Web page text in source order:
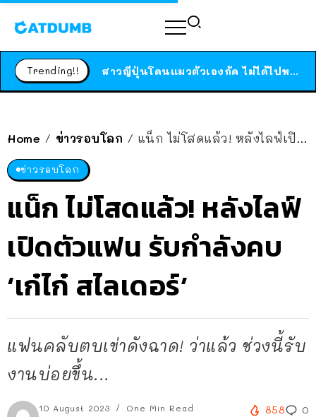
Trending!! ได้เวลาเด็กหนวดรวมตัว RF Online Next เปิดให้เล่นแล้ว เกม Sci-Fi MMORPG ระดับตำนาน เล่นได้ทั้งมือถือและ PC
Home / ข่าวรอบโลก / แน็ก ไม่โสดแล้ว! หลังไลฟ์เปิดตัวแฟน รับกำลังคบ ‘เก๋ไก๋ สไลเดอร์’
ข่าวรอบโลก
แน็ก ไม่โสดแล้ว! หลังไลฟ์
เปิดตัวแฟน รับกำลังคบ
‘เก๋ไก๋ สไลเดอร์’
แฟนคลับตบเข่าดังฉาด! ว่าแล้ว ช่วงนี้รับ
งานบ่อยขึ้น...
10 August 2023 One Min Read 858 0